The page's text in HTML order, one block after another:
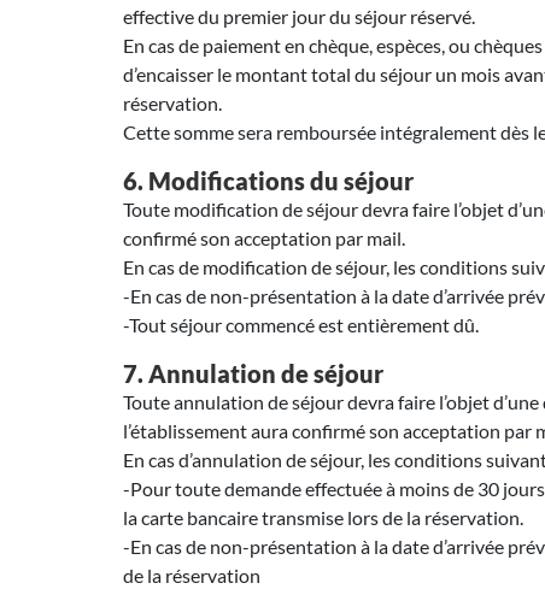
effective du premier jour du séjour réservé.
En cas de paiement en chèque, espèces, ou
d’encaisser le montant total du séjour un mois
réservation.
Cette somme sera remboursée intégralement dès
6. Modifications du séjour
Toute modification de séjour devra faire l’objet
confirmé son acceptation par mail.
En cas de modification de séjour, les conditions
-En cas de non-présentation à la date d’arrivée
-Tout séjour commencé est entièrement dû.
7. Annulation de séjour
Toute annulation de séjour devra faire l’objet
l’établissement aura confirmé son acceptation par
En cas d’annulation de séjour, les conditions
-Pour toute demande effectuée à moins de 30
la carte bancaire transmise lors de la réservation.
-En cas de non-présentation à la date d’arrivée
de la réservation